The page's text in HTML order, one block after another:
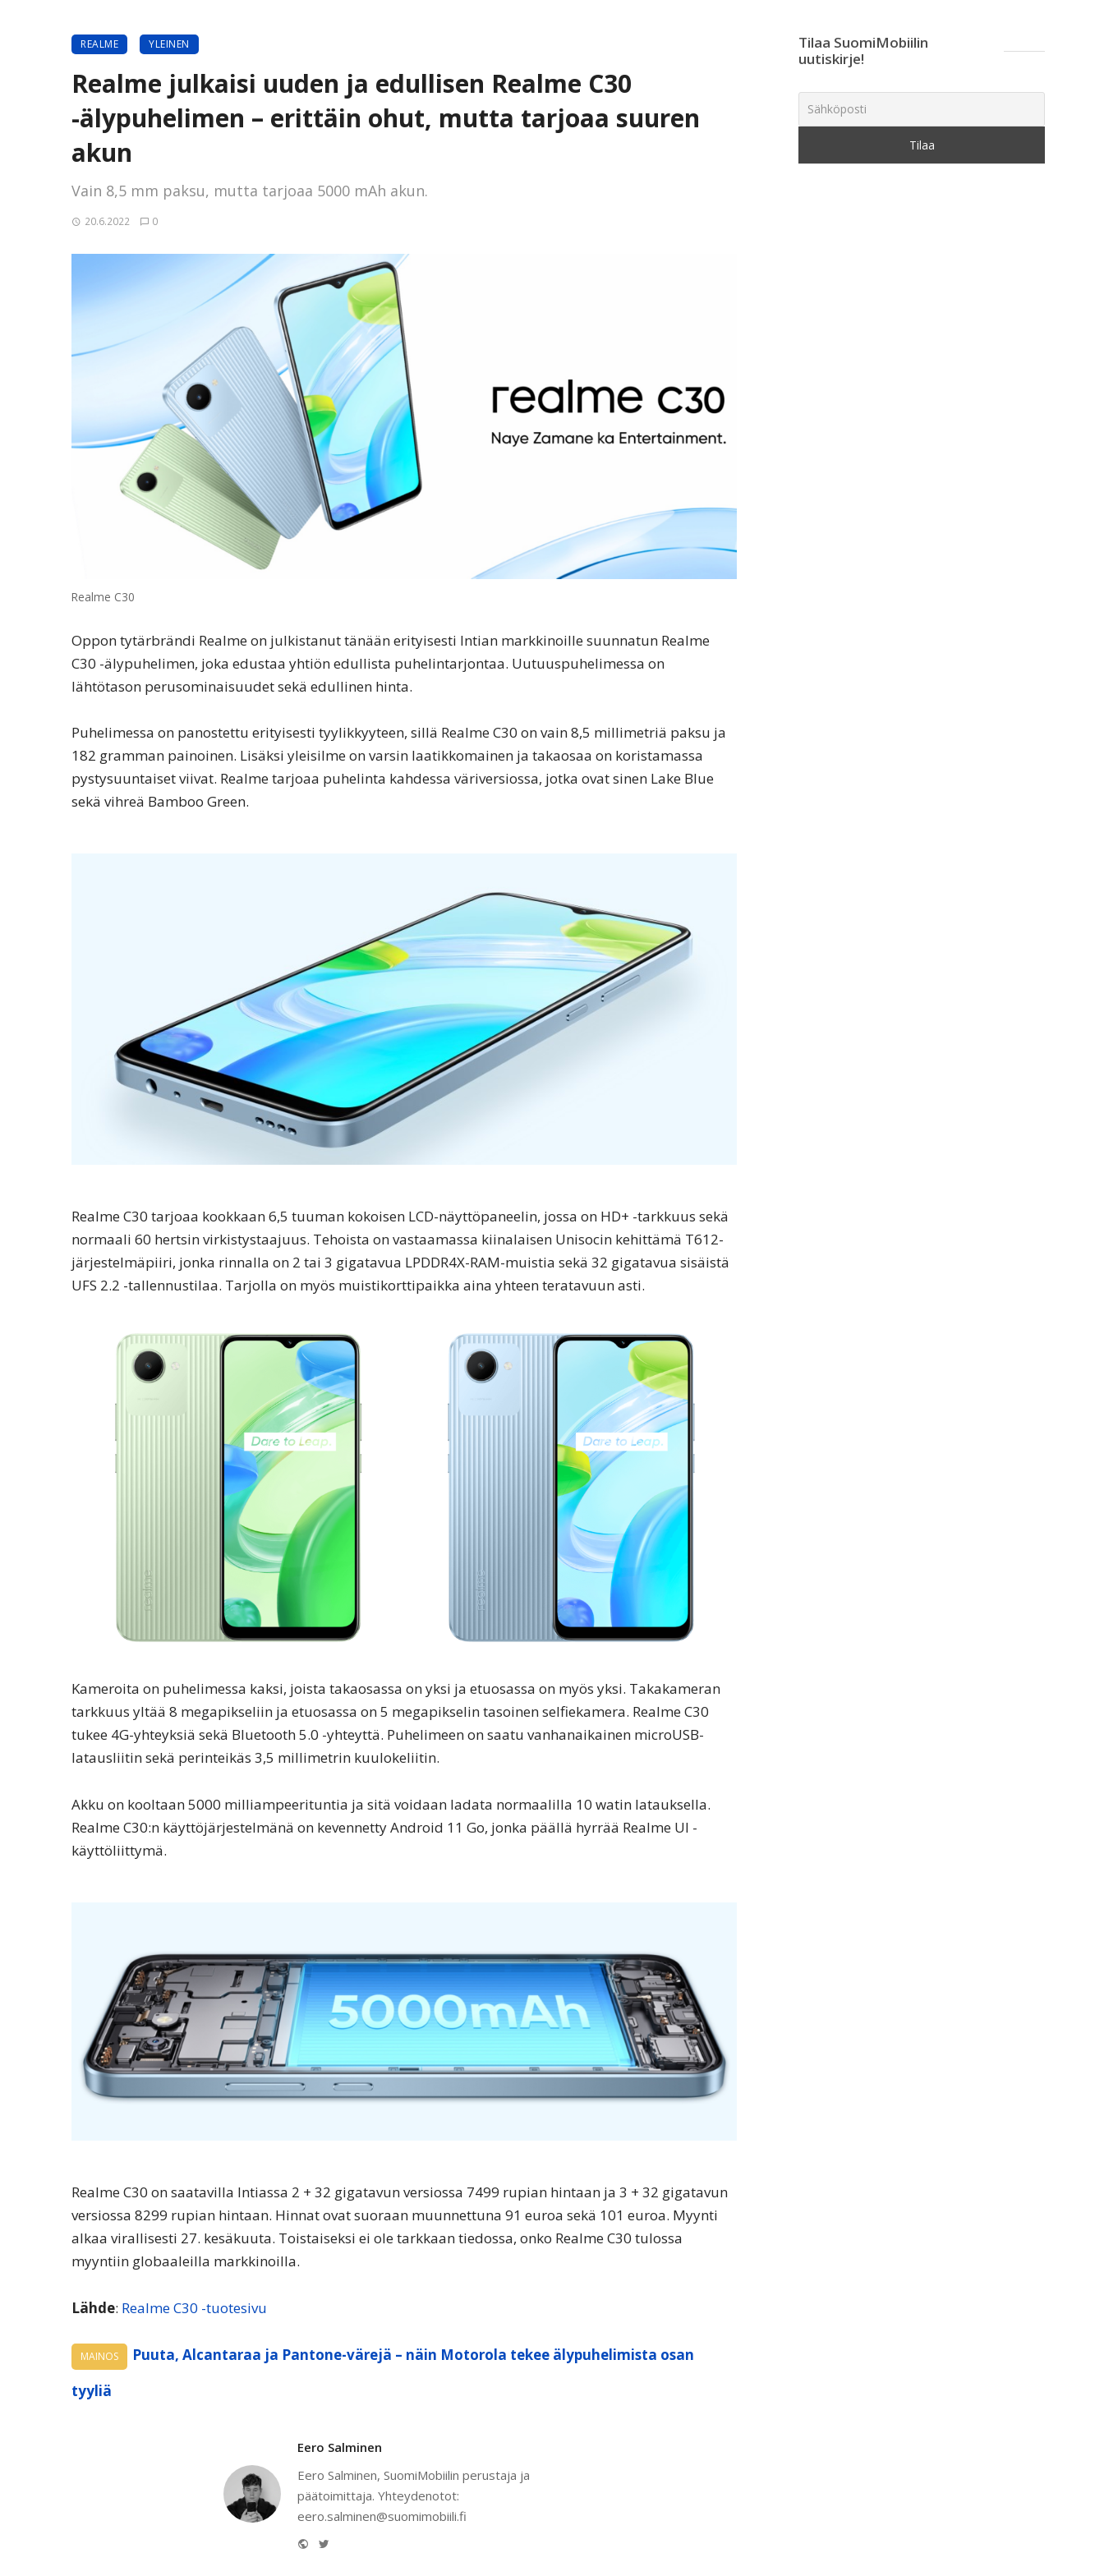
REALME YLEINEN
Realme julkaisi uuden ja edullisen Realme C30
-älypuhelimen – erittäin ohut, mutta tarjoaa suuren
akun
Vain 8,5 mm paksu, mutta tarjoaa 5000 mAh akun.
20.6.2022 0
Realme C30
Oppon tytärbrändi Realme on julkistanut tänään erityisesti Intian markkinoille suunnatun Realme
C30 -älypuhelimen, joka edustaa yhtiön edullista puhelintarjontaa. Uutuuspuhelimessa on
lähtötason perusominaisuudet sekä edullinen hinta.
Puhelimessa on panostettu erityisesti tyylikkyyteen, sillä Realme C30 on vain 8,5 millimetriä paksu ja
182 gramman painoinen. Lisäksi yleisilme on varsin laatikkomainen ja takaosaa on koristamassa
pystysuuntaiset viivat. Realme tarjoaa puhelinta kahdessa väriversiossa, jotka ovat sinen Lake Blue
sekä vihreä Bamboo Green.
Realme C30 tarjoaa kookkaan 6,5 tuuman kokoisen LCD-näyttöpaneelin, jossa on HD+ -tarkkuus sekä
normaali 60 hertsin virkistystaajuus. Tehoista on vastaamassa kiinalaisen Unisocin kehittämä T612-
järjestelmäpiiri, jonka rinnalla on 2 tai 3 gigatavua LPDDR4X-RAM-muistia sekä 32 gigatavua sisäistä
UFS 2.2 -tallennustilaa. Tarjolla on myös muistikorttipaikka aina yhteen teratavuun asti.
Kameroita on puhelimessa kaksi, joista takaosassa on yksi ja etuosassa on myös yksi. Takakameran
tarkkuus yltää 8 megapikseliin ja etuosassa on 5 megapikselin tasoinen selfiekamera. Realme C30
tukee 4G-yhteyksiä sekä Bluetooth 5.0 -yhteyttä. Puhelimeen on saatu vanhanaikainen microUSB-
latausliitin sekä perinteikäs 3,5 millimetrin kuulokeliitin.
Akku on kooltaan 5000 milliampeerituntia ja sitä voidaan ladata normaalilla 10 watin latauksella.
Realme C30:n käyttöjärjestelmänä on kevennetty Android 11 Go, jonka päällä hyrrää Realme UI -
käyttöliittymä.
Realme C30 on saatavilla Intiassa 2 + 32 gigatavun versiossa 7499 rupian hintaan ja 3 + 32 gigatavun
versiossa 8299 rupian hintaan. Hinnat ovat suoraan muunnettuna 91 euroa sekä 101 euroa. Myynti
alkaa virallisesti 27. kesäkuuta. Toistaiseksi ei ole tarkkaan tiedossa, onko Realme C30 tulossa
myyntiin globaaleilla markkinoilla.
Lähde: Realme C30 -tuotesivu
MAINOS
Puuta, Alcantaraa ja Pantone-värejä – näin Motorola tekee älypuhelimista osan
tyyliä
Eero Salminen
Eero Salminen, SuomiMobiilin perustaja ja
päätoimittaja. Yhteydenotot:
eero.salminen@suomimobiili.fi
Website
Tilaa SuomiMobiilin
uutiskirje!